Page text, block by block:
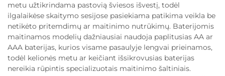
metu užtikrindama pastovią šviesos išvestį, todėl
ilgalaikėse skaitymo sesijose pasiekiama patikima veikla be
netikėto pritemdimų ar maitinimo nutrūkimų. Baterijomis
maitinamos modelių dažniausiai naudoja paplitusias AA ar
AAA baterijas, kurios visame pasaulyje lengvai prieinamos,
todėl kelionės metu ar keičiant išsikrovusias baterijas
nereikia rūpintis specializuotais maitinimo šaltiniais.